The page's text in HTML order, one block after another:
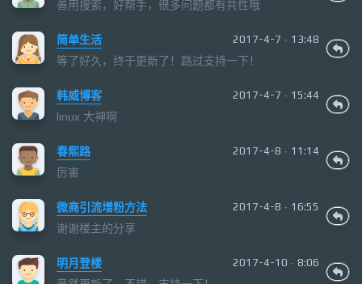
善用搜索，好帮手，很多问题都有共性哦
简单生活 2017-4-7 · 13:48
等了好久，终于更新了！路过支持一下！
韩威博客 2017-4-7 · 15:44
linux 大神啊
春熙路 2017-4-8 · 11:14
厉害
微商引流增粉方法 2017-4-8 · 16:55
谢谢楼主的分享
明月登楼 2017-4-10 · 8:06